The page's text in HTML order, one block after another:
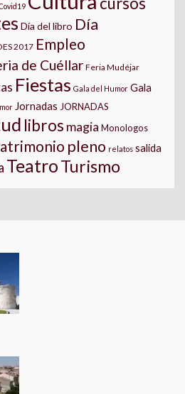
Día del libro Día
2017 Empleo
de CuéllarFeria Mudéjar
Fiestas Gala del Humor Gala
Jornadas JORNADAS
libros magia Monologos
pleno relatos salida
TeatroTurismo